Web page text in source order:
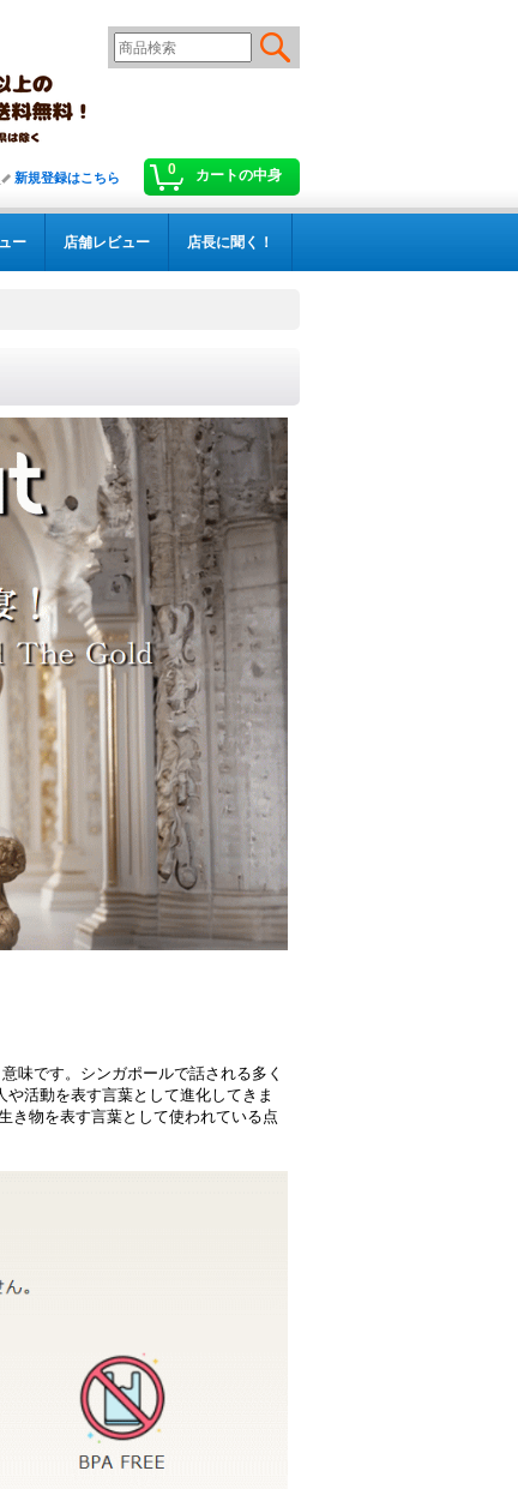
0 カートの中身
新規登録はこちら
ー 店舗レビュー 店長に聞く！
味です。シンガポールで話される多く
活動を表す言葉として進化してきま
き物を表す言葉として使われている点